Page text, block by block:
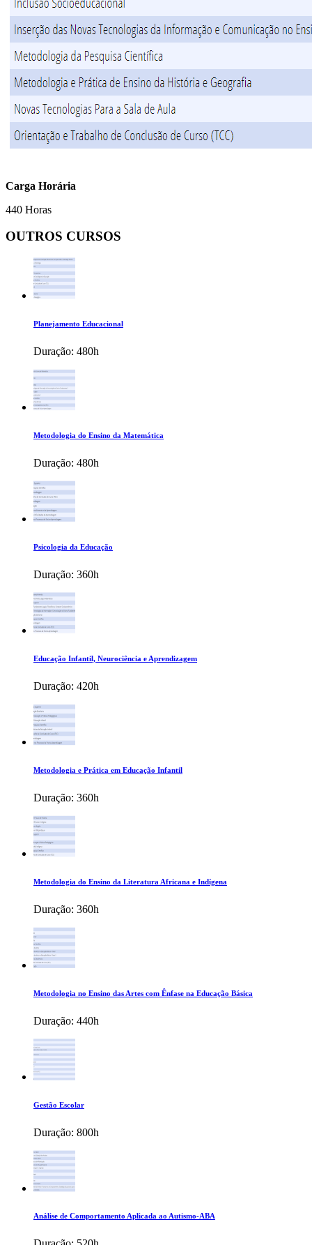
Carga Horária
440 Horas
OUTROS CURSOS
Planejamento Educacional
Duração: 480h
Metodologia do Ensino da Matemática
Duração: 480h
Psicologia da Educação
Duração: 360h
Educação Infantil, Neurociência e Aprendizagem
Duração: 420h
Metodologia e Prática em Educação Infantil
Duração: 360h
Metodologia do Ensino da Literatura Africana e Indígena
Duração: 360h
Metodologia no Ensino das Artes com Ênfase na Educação Básica
Duração: 440h
Gestão Escolar
Duração: 800h
Análise de Comportamento Aplicada ao Autismo-ABA